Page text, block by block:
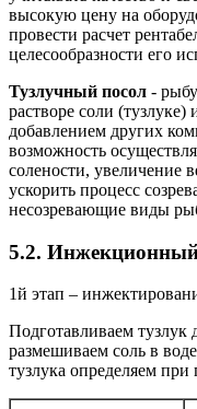
высокую цену на
провести расчет
целесообразности его
Тузлучный посол -
растворе соли (тузлуке)
добавлением других
возможность
солености, увеличение
ускорить процесс
несозревающие виды
5.2.
1й этап –
Подготавливаем
размешиваем соль в
тузлука определяем